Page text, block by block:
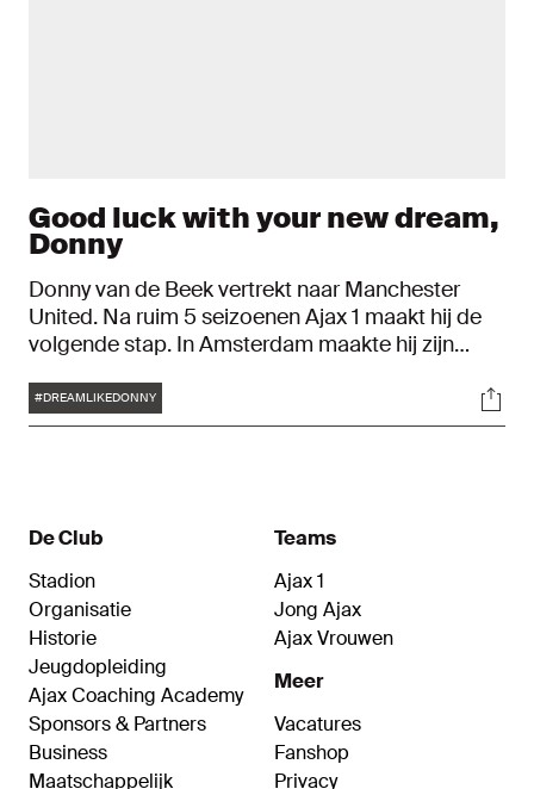
Good luck with your new dream,
Donny
Donny van de Beek vertrekt naar Manchester
United. Na ruim 5 seizoenen Ajax 1 maakt hij de
volgende stap. In Amsterdam maakte hij zijn
Dreams.
Tags
#DREAMLIKEDONNY
De Club
Stadion
Organisatie
Historie
Jeugdopleiding
Ajax Coaching Academy
Sponsors & Partners
Business
Maatschappelijk
Teams
Ajax 1
Jong Ajax
Ajax Vrouwen
Meer
Vacatures
Fanshop
Privacy